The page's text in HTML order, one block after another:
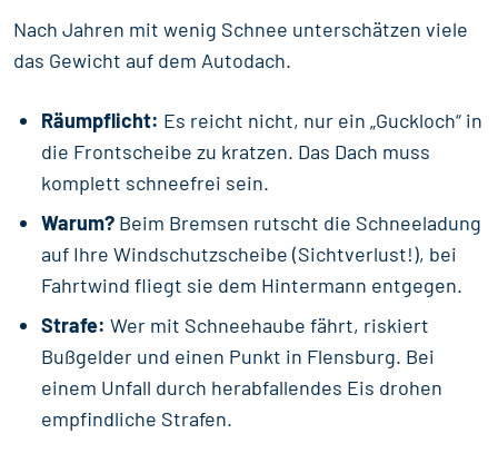
Nach Jahren mit wenig Schnee unterschätzen viele
das Gewicht auf dem Autodach.
Räumpflicht: Es reicht nicht, nur ein „Guckloch“ in
die Frontscheibe zu kratzen. Das Dach muss
komplett schneefrei sein.
Warum? Beim Bremsen rutscht die Schneeladung
auf Ihre Windschutzscheibe (Sichtverlust!), bei
Fahrtwind fliegt sie dem Hintermann entgegen.
Strafe: Wer mit Schneehaube fährt, riskiert
Bußgelder und einen Punkt in Flensburg. Bei
einem Unfall durch herabfallendes Eis drohen
empfindliche Strafen.